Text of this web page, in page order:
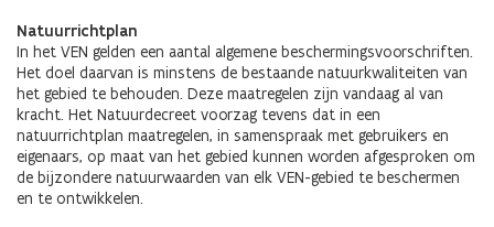
Natuurrichtplan
In het VEN gelden een aantal algemene beschermingsvoorschriften.
Het doel daarvan is minstens de bestaande natuurkwaliteiten van
het gebied te behouden. Deze maatregelen zijn vandaag al van
kracht. Het Natuurdecreet voorzag tevens dat in een
natuurrichtplan maatregelen, in samenspraak met gebruikers en
eigenaars, op maat van het gebied kunnen worden afgesproken om
de bijzondere natuurwaarden van elk VEN-gebied te beschermen
en te ontwikkelen.